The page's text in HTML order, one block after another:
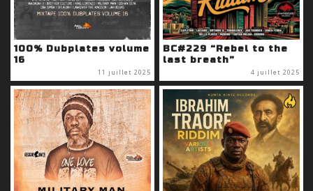
100% Dubplates volume
16
11 juillet 2025
BC#229 “Rebel to the
last breath”
4 juillet 2025